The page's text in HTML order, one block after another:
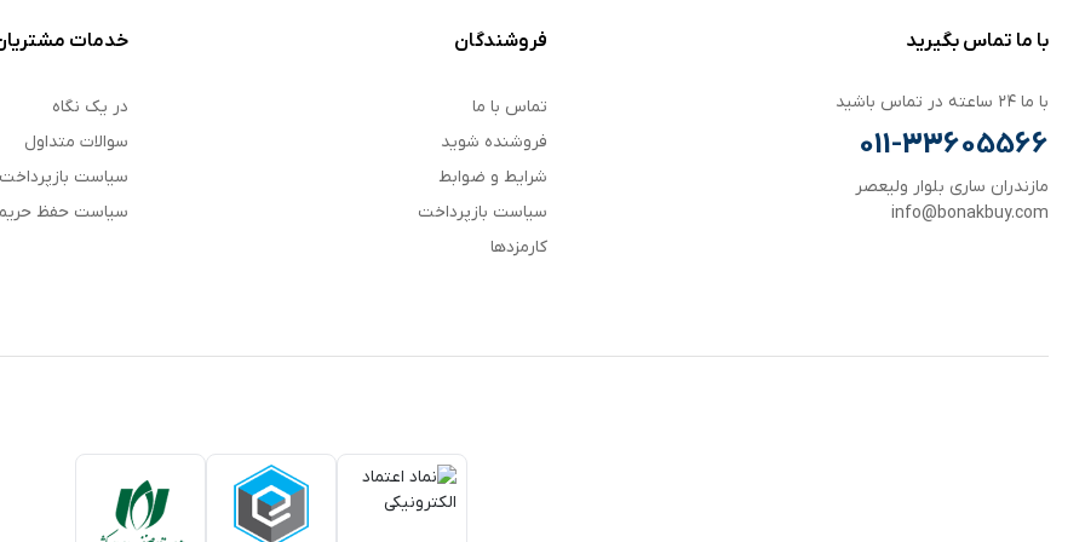
با ما تماس بگیرید
با ما ۲۴ ساعته در تماس باشید
011-33605566
مازندران ساری بلوار ولیعصر
info@bonakbuy.com
فروشندگان
تماس با ما
فروشنده شوید
شرایط و ضوابط
سیاست بازپرداخت
کارمزدها
خدمات
در یک نگاه
سوالات متداول
سیاست بازپرداخت
سیاست حفظ